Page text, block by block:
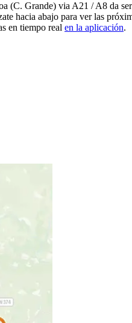
(C. Grande) via A21 / A8 da
hacia abajo para ver las
en tiempo real en la aplicación.